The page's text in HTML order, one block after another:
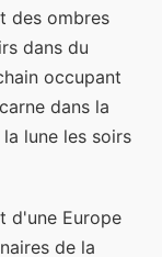
des ombres
dans du
occupant
dans la
lune les soirs
d'une Europe
de la